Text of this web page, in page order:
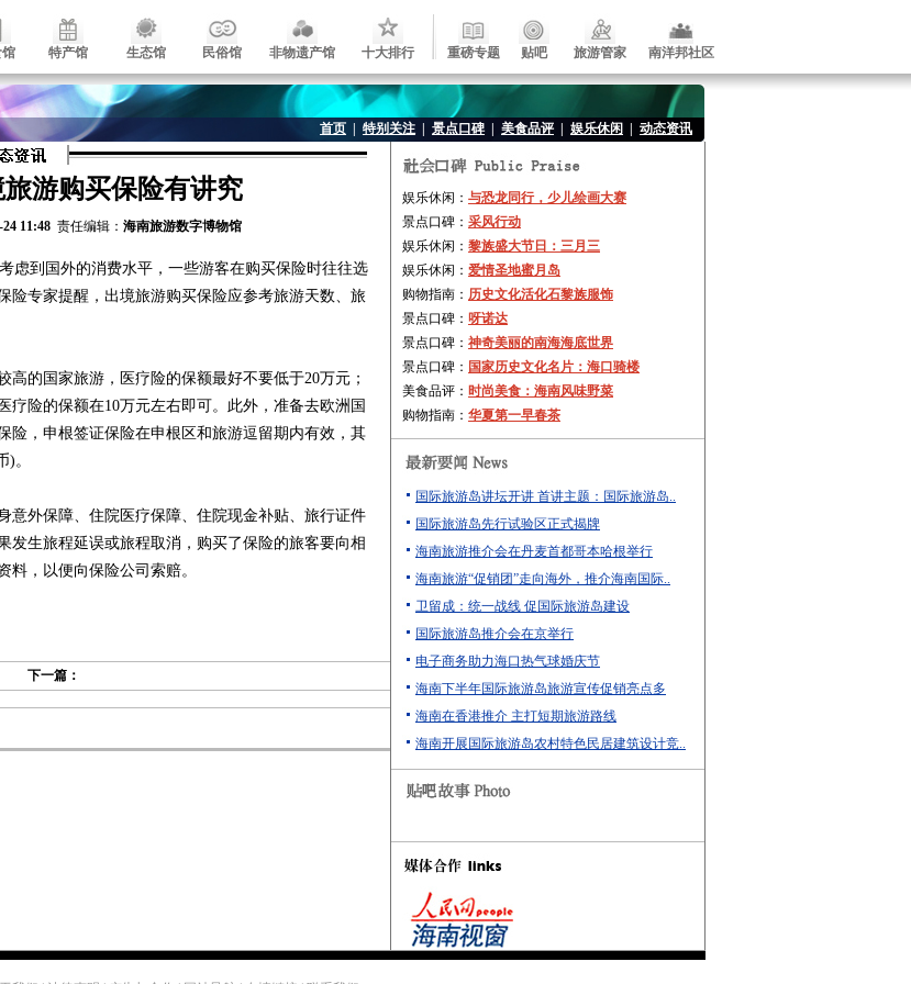
特产馆 生态馆 民俗馆 非物遗产馆 十大排行 重磅专题 贴吧 旅游管家 南洋邦社区
首页 特别关注 景点口碑 美食品评 娱乐休闲 动态资讯
游购买保险有讲究
11:48责任编辑： 海南旅游数字博物馆
到国外的消费水平，一些游客在购买保险时往往选
险专家提醒，出境旅游购买保险应参考旅游天数、旅
的国家旅游，医疗险的保额最好不要低于20万元；
险的保额在10万元左右即可。此外，准备去欧洲国
，申根签证保险在申根区和旅游逗留期内有效，其
)。
外保障、住院医疗保障、住院现金补贴、旅行证件
生旅程延误或旅程取消，购买了保险的旅客要向相
料，以便向保险公司索赔。
下一篇：
娱乐休闲： 与恐龙同行，少儿绘画大赛
景点口碑： 采风行动
娱乐休闲： 黎族盛大节日：三月三
娱乐休闲： 爱情圣地蜜月岛
购物指南： 历史文化活化石黎族服饰
景点口碑： 呀诺达
景点口碑： 神奇美丽的南海海底世界
景点口碑： 国家历史文化名片：海口骑楼
美食品评： 时尚美食：海南风味野菜
购物指南： 华夏第一早春茶
国际旅游岛讲坛开讲 首讲主题：国际旅游岛..
国际旅游岛先行试验区正式揭牌
海南旅游推介会在丹麦首都哥本哈根举行
海南旅游“促销团”走向海外，推介海南国际..
卫留成：统一战线 促国际旅游岛建设
国际旅游岛推介会在京举行
电子商务助力海口热气球婚庆节
海南下半年国际旅游岛旅游宣传促销亮点多
海南在香港推介 主打短期旅游路线
海南开展国际旅游岛农村特色民居建筑设计竞..